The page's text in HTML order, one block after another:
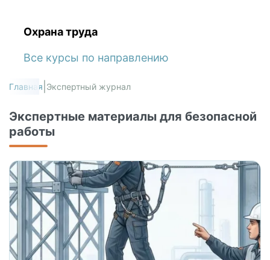
Охрана труда
Все курсы по направлению
Главная Экспертный журнал
Экспертные материалы для безопасной
работы